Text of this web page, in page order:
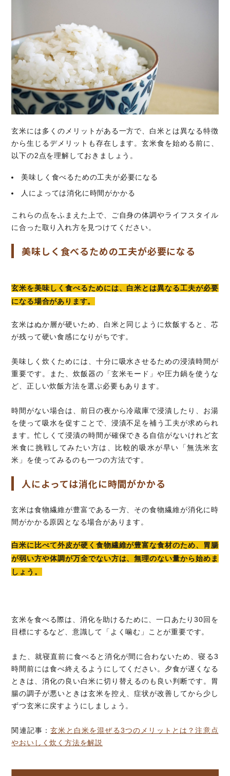
玄米には多くのメリットがある一方で、白米とは異なる特徴
から生じるデメリットも存在します。玄米食を始める前に、
以下の2点を理解しておきましょう。
美味しく食べるための工夫が必要になる
人によっては消化に時間がかかる
これらの点をふまえた上で、ご自身の体調やライフスタイル
に合った取り入れ方を見つけてください。
美味しく食べるための工夫が必要になる
玄米を美味しく食べるためには、白米とは異なる工夫が必要
になる場合があります。
玄米はぬか層が硬いため、白米と同じように炊飯すると、芯
が残って硬い食感になりがちです。
美味しく炊くためには、十分に吸水させるための浸漬時間が
重要です。また、炊飯器の「玄米モード」や圧力鍋を使うな
ど、正しい炊飯方法を選ぶ必要もあります。
時間がない場合は、前日の夜から冷蔵庫で浸漬したり、お湯
を使って吸水を促すことで、浸漬不足を補う工夫が求められ
ます。忙しくて浸漬の時間が確保できる自信がないけれど玄
米食に挑戦してみたい方は、比較的吸水が早い「無洗米玄
米」を使ってみるのも一つの方法です。
人によっては消化に時間がかかる
玄米は食物繊維が豊富である一方、その食物繊維が消化に時
間がかかる原因となる場合があります。
白米に比べて外皮が硬く食物繊維が豊富な食材のため、胃腸
が弱い方や体調が万全でない方は、無理のない量から始めま
しょう。
玄米を食べる際は、消化を助けるために、一口あたり30回を
目標にするなど、意識して「よく噛む」ことが重要です。
また、就寝直前に食べると消化が間に合わないため、寝る3
時間前には食べ終えるようにしてください。夕食が遅くなる
ときは、消化の良い白米に切り替えるのも良い判断です。胃
腸の調子が悪いときは玄米を控え、症状が改善してから少し
ずつ玄米に戻すようにしましょう。
関連記事：玄米と白米を混ぜる3つのメリットとは？注意点
やおいしく炊く方法を解説